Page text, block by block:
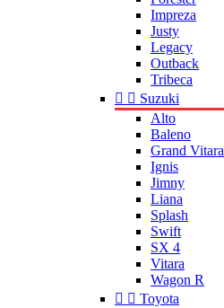
Impreza
Justy
Legacy
Outback
Tribeca
  Suzuki
Alto
Baleno
Grand Vitara
Ignis
Jimny
Liana
Splash
Swift
SX 4
Vitara
Wagon R
  Toyota